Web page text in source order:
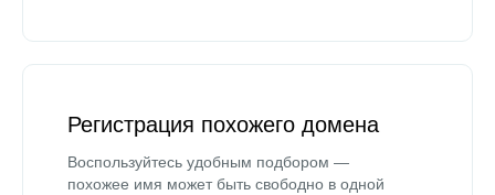
Регистрация похожего домена
Воспользуйтесь удобным подбором —
похожее имя может быть свободно в одной